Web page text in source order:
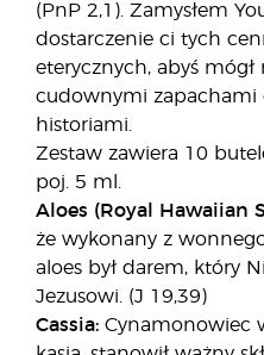
(PnP 2,1). Zamysłem
dostarczenie ci tych
eterycznych, abyś mógł
cudownymi zapachami
historiami.
Zestaw zawiera 10
poj. 5 ml.
Aloes (Royal Hawaiian
że wykonany z
aloes był darem, który
Jezusowi. (J 19,39)
Cassia: Cynamonowiec